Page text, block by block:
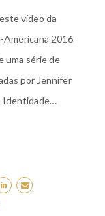
vídeo da
Americana 2016
uma série de
por Jennifer
Identidade…